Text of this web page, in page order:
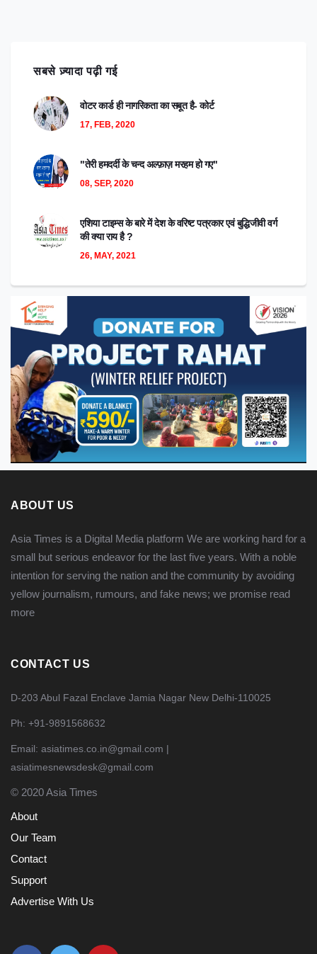
सबसे ज़्यादा पढ़ी गई
वोटर कार्ड ही नागरिकता का सबूत है- कोर्ट
17, FEB, 2020
"तेरी हमदर्दी के चन्द अल्फ़ाज़ मरहम हो गए"
08, SEP, 2020
एशिया टाइम्स के बारे में देश के वरिष्ट पत्रकार एवं बुद्धिजीवी वर्ग
की क्या राय है ?
26, MAY, 2021
ABOUT US
Asia Times is a Digital Media platform We are working hard for a
small but serious endeavor for the last five years. With a noble
intention for serving the nation and the community by avoiding
yellow journalism, rumours, and fake news; we promise read
more
CONTACT US
D-203 Abul Fazal Enclave Jamia Nagar New Delhi-110025
Ph: +91-9891568632
Email: asiatimes.co.in@gmail.com |
asiatimesnewsdesk@gmail.com
© 2020 Asia Times
About
Our Team
Contact
Support
Advertise With Us